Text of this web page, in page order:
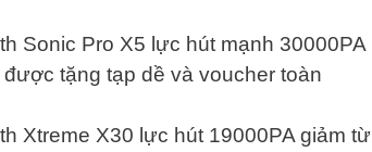
Sonic Pro X5 lực hút mạnh 30000PA
tặng tạp dề và voucher toàn
Xtreme X30 lực hút 19000PA giảm từ